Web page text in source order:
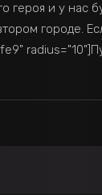
и у нас
городе.